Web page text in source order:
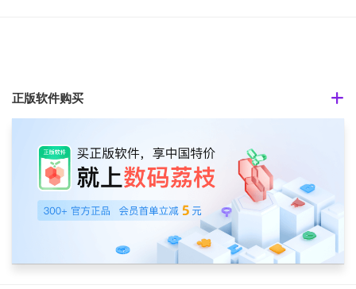
正版软件购买